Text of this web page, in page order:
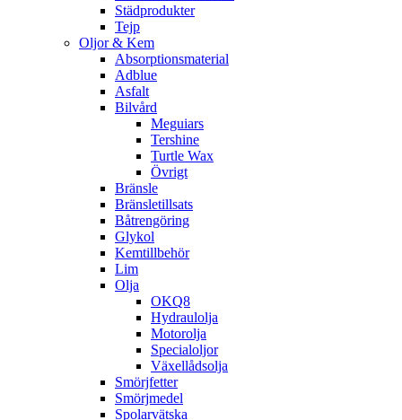
Städprodukter
Tejp
Oljor & Kem
Absorptionsmaterial
Adblue
Asfalt
Bilvård
Meguiars
Tershine
Turtle Wax
Övrigt
Bränsle
Bränsletillsats
Båtrengöring
Glykol
Kemtillbehör
Lim
Olja
OKQ8
Hydraulolja
Motorolja
Specialoljor
Växellådsolja
Smörjfetter
Smörjmedel
Spolarvätska